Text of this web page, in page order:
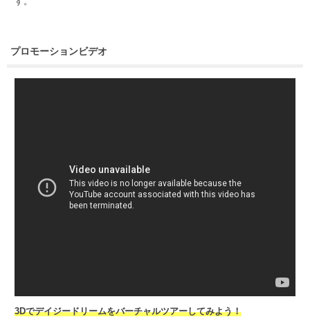
プロモーションビデオ
3Dでデイジードリームをバーチャルツアーしてみよう！